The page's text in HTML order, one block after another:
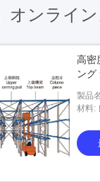
オンライ
高密
ング